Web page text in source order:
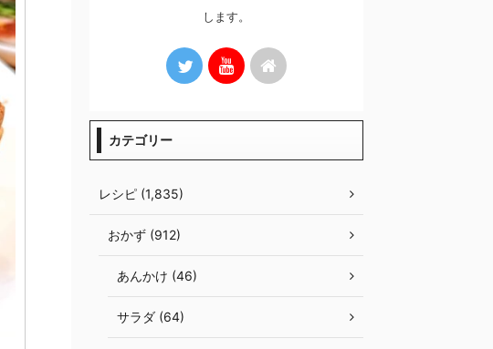
します。
カテゴリー
レシピ (1,835)
おかず (912)
あんかけ (46)
サラダ (64)